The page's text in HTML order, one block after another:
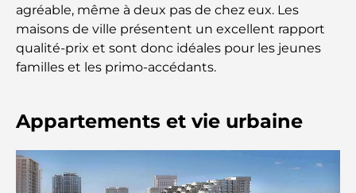
Découverte des restaurants de Jumeirah Golf
Estates : un guide culinaire
Dubai Horse Racing: Where Tradition Meets
Cafés à Palm Jumeirah : Guide des meilleurs cafés
Les meilleurs petits-déjeuners de Dubaï : Ma
agréable, même à deux pas de chez eux. Les
maisons de ville présentent un excellent rapport
qualité-prix et sont donc idéales pour les jeunes
familles et les primo-accédants.
Appartements et vie urbaine